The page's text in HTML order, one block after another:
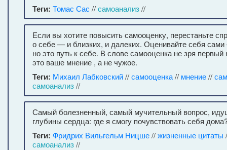
Теги: Томас Сас //самоанализ//
Если вы хотите повысить самооценку, перестаньте
о себе — и близких, и далеких. Оценивайте себя
но это путь к себе. В слове самооценка не зря первый
это ваше мнение , а не чужое.
Теги: Михаил Лабковский//самооценка// мнение//
самоанализ//
Самый болезненный, самый мучительный вопрос,
глубины сердца: где я смогу почувствовать себя
Теги: Фридрих Вильгельм Ницше//жизненные цитаты
самоанализ//